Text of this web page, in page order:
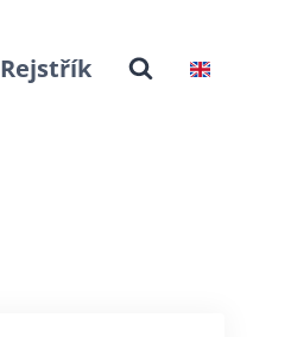
Rejstřík